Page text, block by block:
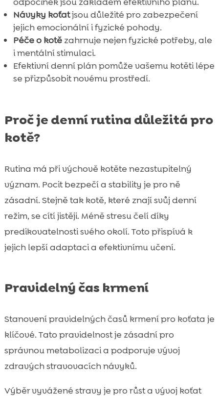
Návyky koťatjsou důležité pro zabezpečení
jejich emocionální i fyzické pohody.
Péče o kotězahrnuje nejen fyzické potřeby, ale
i mentální stimulaci.
Efektivní denní plán pomůže vašemu kotěti lépe
se přizpůsobit novému prostředí.
Proč je denní rutina důležitá pro
kotě?
Rutina má při výchově kotěte nezastupitelný
význam. Pocit bezpečí a stability je pro ně
zásadní. Stejně tak kotě, které znají svůj denní
režim, se cítí jistěji. Méně stresu čelí díky
predikovatelnosti svého okolí. Toto přispívá k
jejich lepší adaptaci a efektivnímu učení.
Pravidelný čas krmení
Stanovení pravidelných časů krmení pro koťata je
klíčové. Tato pravidelnost je zásadní pro
správnou metabolizaci a podporuje vývoj
zdravých stravovacích návyků.
Výběr vyvážené stravy je pro růst a vývoj koťat